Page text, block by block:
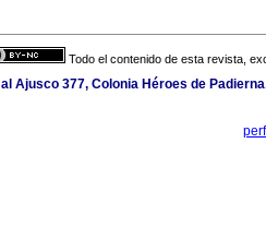
Todo el contenido de esta revista,
Ajusco 377, Colonia Héroes de